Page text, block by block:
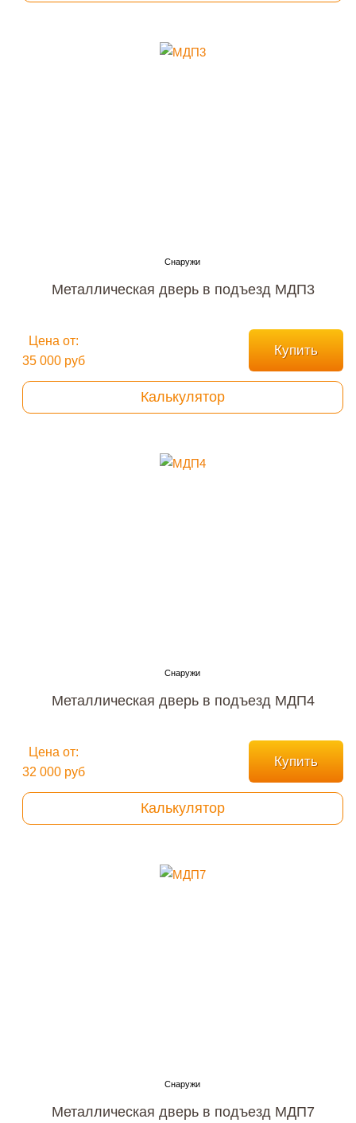
Металлическая дверь в подъезд МДП3
Цена от:
35 000 руб
Купить
Калькулятор
Металлическая дверь в подъезд МДП4
Цена от:
32 000 руб
Купить
Калькулятор
Металлическая дверь в подъезд МДП7